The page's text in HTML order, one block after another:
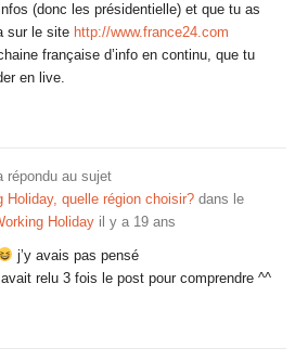
(donc les présidentielle) et que tu as
sur le site http://www.france24.com
française d’info en continu, que tu
en live.
répondu au sujet
Holiday, quelle région choisir? dans le
Holiday il y a 19 ans
j’y avais pas pensé
relu 3 fois le post pour comprendre ^^